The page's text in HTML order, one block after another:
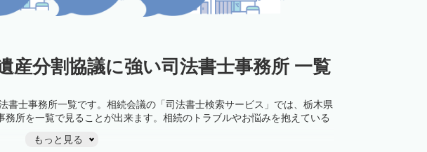
産分割協議に強い司法書士事務所 一覧
書士事務所一覧です。相続会議の「司法書士検索サービス」では、栃木県
所を一覧で見ることが出来ます。相続のトラブルやお悩みを抱えている
もっと見る